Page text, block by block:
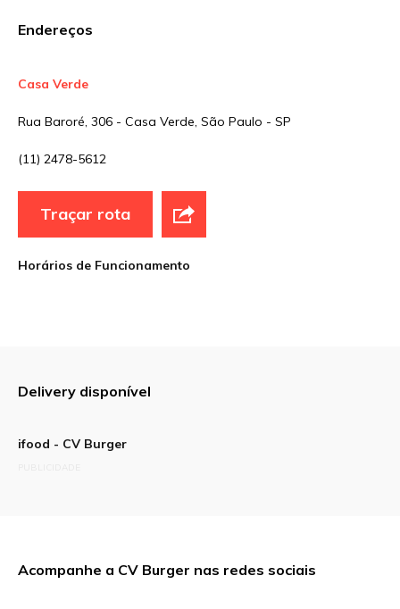
Sua avaliação
Endereços
Casa Verde
Rua Baroré, 306 - Casa Verde, São Paulo - SP
(11) 2478-5612
Traçar rota
Horários de Funcionamento
Delivery disponível
ifood - CV Burger
Acompanhe a CV Burger nas redes sociais